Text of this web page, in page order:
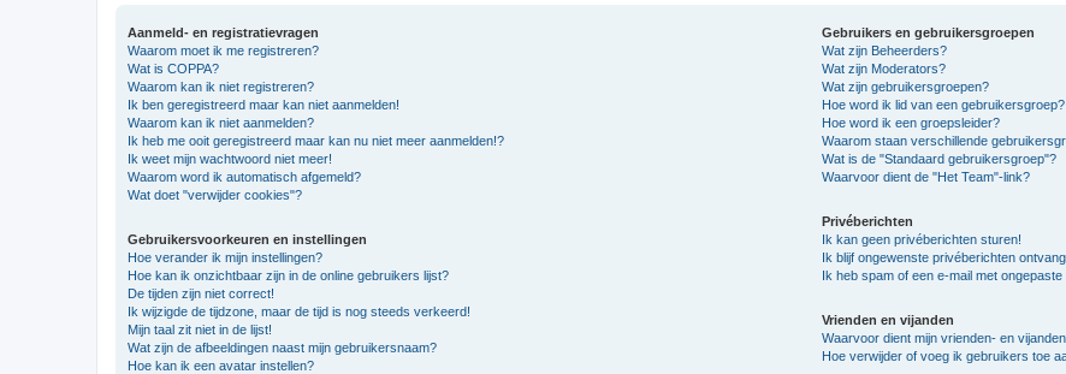
Aanmeld- en registratievragen
Waarom moet ik me registreren?
Wat is COPPA?
Waarom kan ik niet registreren?
Ik ben geregistreerd maar kan niet aanmelden!
Waarom kan ik niet aanmelden?
Ik heb me ooit geregistreerd maar kan nu niet meer aanmelden!?
Ik weet mijn wachtwoord niet meer!
Waarom word ik automatisch afgemeld?
Wat doet "verwijder cookies"?
Gebruikersvoorkeuren en instellingen
Hoe verander ik mijn instellingen?
Hoe kan ik onzichtbaar zijn in de online gebruikers lijst?
De tijden zijn niet correct!
Ik wijzigde de tijdzone, maar de tijd is nog steeds verkeerd!
Mijn taal zit niet in de lijst!
Wat zijn de afbeeldingen naast mijn gebruikersnaam?
Hoe kan ik een avatar instellen?
Gebruikers en gebruikersgroepen
Wat zijn Beheerders?
Wat zijn Moderators?
Wat zijn gebruikersgroepen?
Hoe word ik lid van een gebruikersgroep?
Hoe word ik een groepsleider?
Waarom staan verschillende
Wat is de "Standaard gebruikersgroep"?
Waarvoor dient de "Het Team"-link?
Privéberichten
Ik kan geen privéberichten sturen!
Ik blijf ongewenste privéberichten
Ik heb spam of een e-mail met
Vrienden en vijanden
Waarvoor dient mijn vrienden- en
Hoe verwijder of voeg ik gebruikers toe